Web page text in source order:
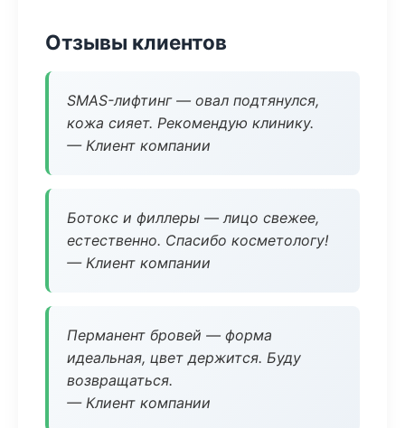
Отзывы клиентов
SMAS-лифтинг — овал подтянулся,
кожа сияет. Рекомендую клинику.
— Клиент компании
Ботокс и филлеры — лицо свежее,
естественно. Спасибо косметологу!
— Клиент компании
Перманент бровей — форма
идеальная, цвет держится. Буду
возвращаться.
— Клиент компании